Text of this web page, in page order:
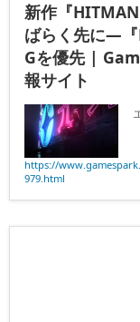
新作『
ばらく先に―
Gを優先 |
報サイト
https://
979.html